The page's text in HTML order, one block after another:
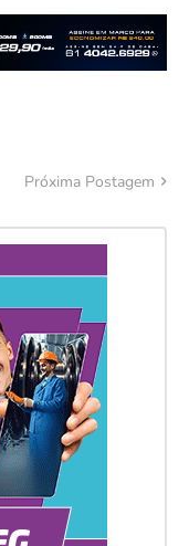
Próxima Postagem